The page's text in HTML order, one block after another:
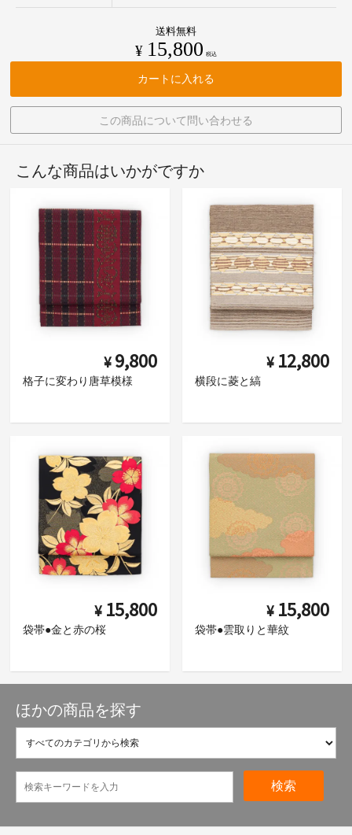
送料無料
¥ 15,800 税込
カートに入れる
この商品について問い合わせる
こんな商品はいかがですか
¥ 9,800
格子に変わり唐草模様
¥ 12,800
横段に菱と縞
¥ 15,800
袋帯●金と赤の桜
¥ 15,800
袋帯●雲取りと華紋
ほかの商品を探す
検索